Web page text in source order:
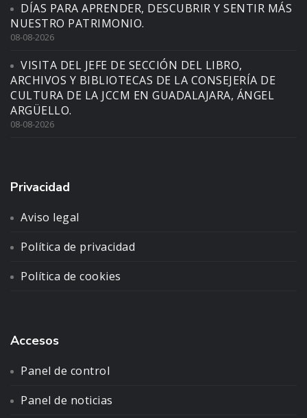
DÍAS PARA APRENDER, DESCUBRIR Y SENTIR MÁS
NUESTRO PATRIMONIO.
08-08-2026
VISITA DEL JEFE DE SECCIÓN DEL LIBRO,
ARCHIVOS Y BIBLIOTECAS DE LA CONSEJERÍA DE
CULTURA DE LA JCCM EN GUADALAJARA, ÁNGEL
ARGÜELLO.
08-08-2026
Privacidad
Aviso legal
Política de privacidad
Política de cookies
Accesos
Panel de control
Panel de noticias